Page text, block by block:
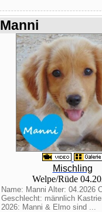
Manni
Mischling
Welpe/Rüde
Name: Manni Alter: 04.2026
Geschlecht: männlich
2026: Manni & Elmo sind ...